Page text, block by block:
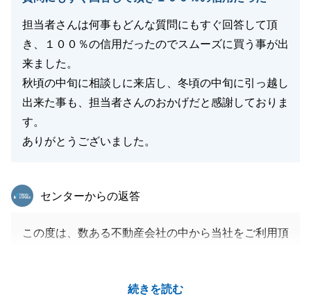
閉じる
担当者さんは何事もどんな質問にもすぐ回答して頂
き、１００％の信用だったのでスムーズに買う事が出
来ました。
秋頃の中旬に相談しに来店し、冬頃の中旬に引っ越し
出来た事も、担当者さんのおかげだと感謝しておりま
す。
ありがとうございました。
続きを読む
東急リバブル
センターからの返答
この度は、数ある不動産会社の中から当社をご利用頂